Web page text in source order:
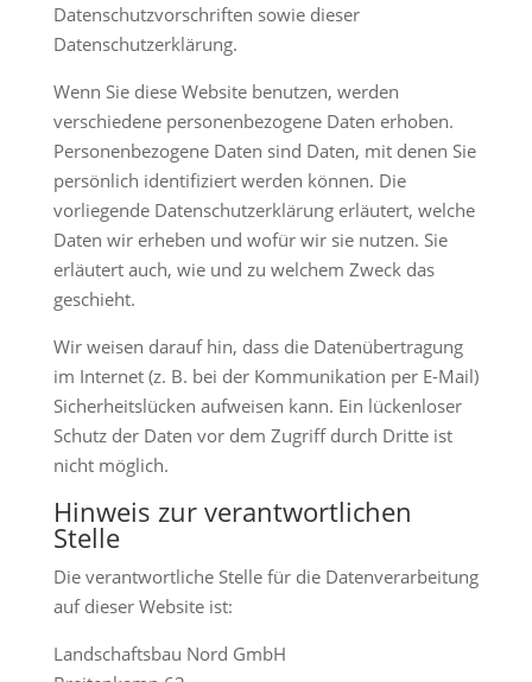
Datenschutzvorschriften sowie dieser
Datenschutzerklärung.
Wenn Sie diese Website benutzen, werden
verschiedene personenbezogene Daten erhoben.
Personenbezogene Daten sind Daten, mit denen Sie
persönlich identifiziert werden können. Die
vorliegende Datenschutzerklärung erläutert, welche
Daten wir erheben und wofür wir sie nutzen. Sie
erläutert auch, wie und zu welchem Zweck das
geschieht.
Wir weisen darauf hin, dass die Datenübertragung
im Internet (z. B. bei der Kommunikation per E-Mail)
Sicherheitslücken aufweisen kann. Ein lückenloser
Schutz der Daten vor dem Zugriff durch Dritte ist
nicht möglich.
Hinweis zur verantwortlichen
Stelle
Die verantwortliche Stelle für die Datenverarbeitung
auf dieser Website ist:
Landschaftsbau Nord GmbH